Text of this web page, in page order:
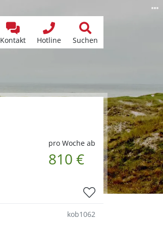
Kontakt Hotline Suchen
pro Woche ab
810 €
kob1062